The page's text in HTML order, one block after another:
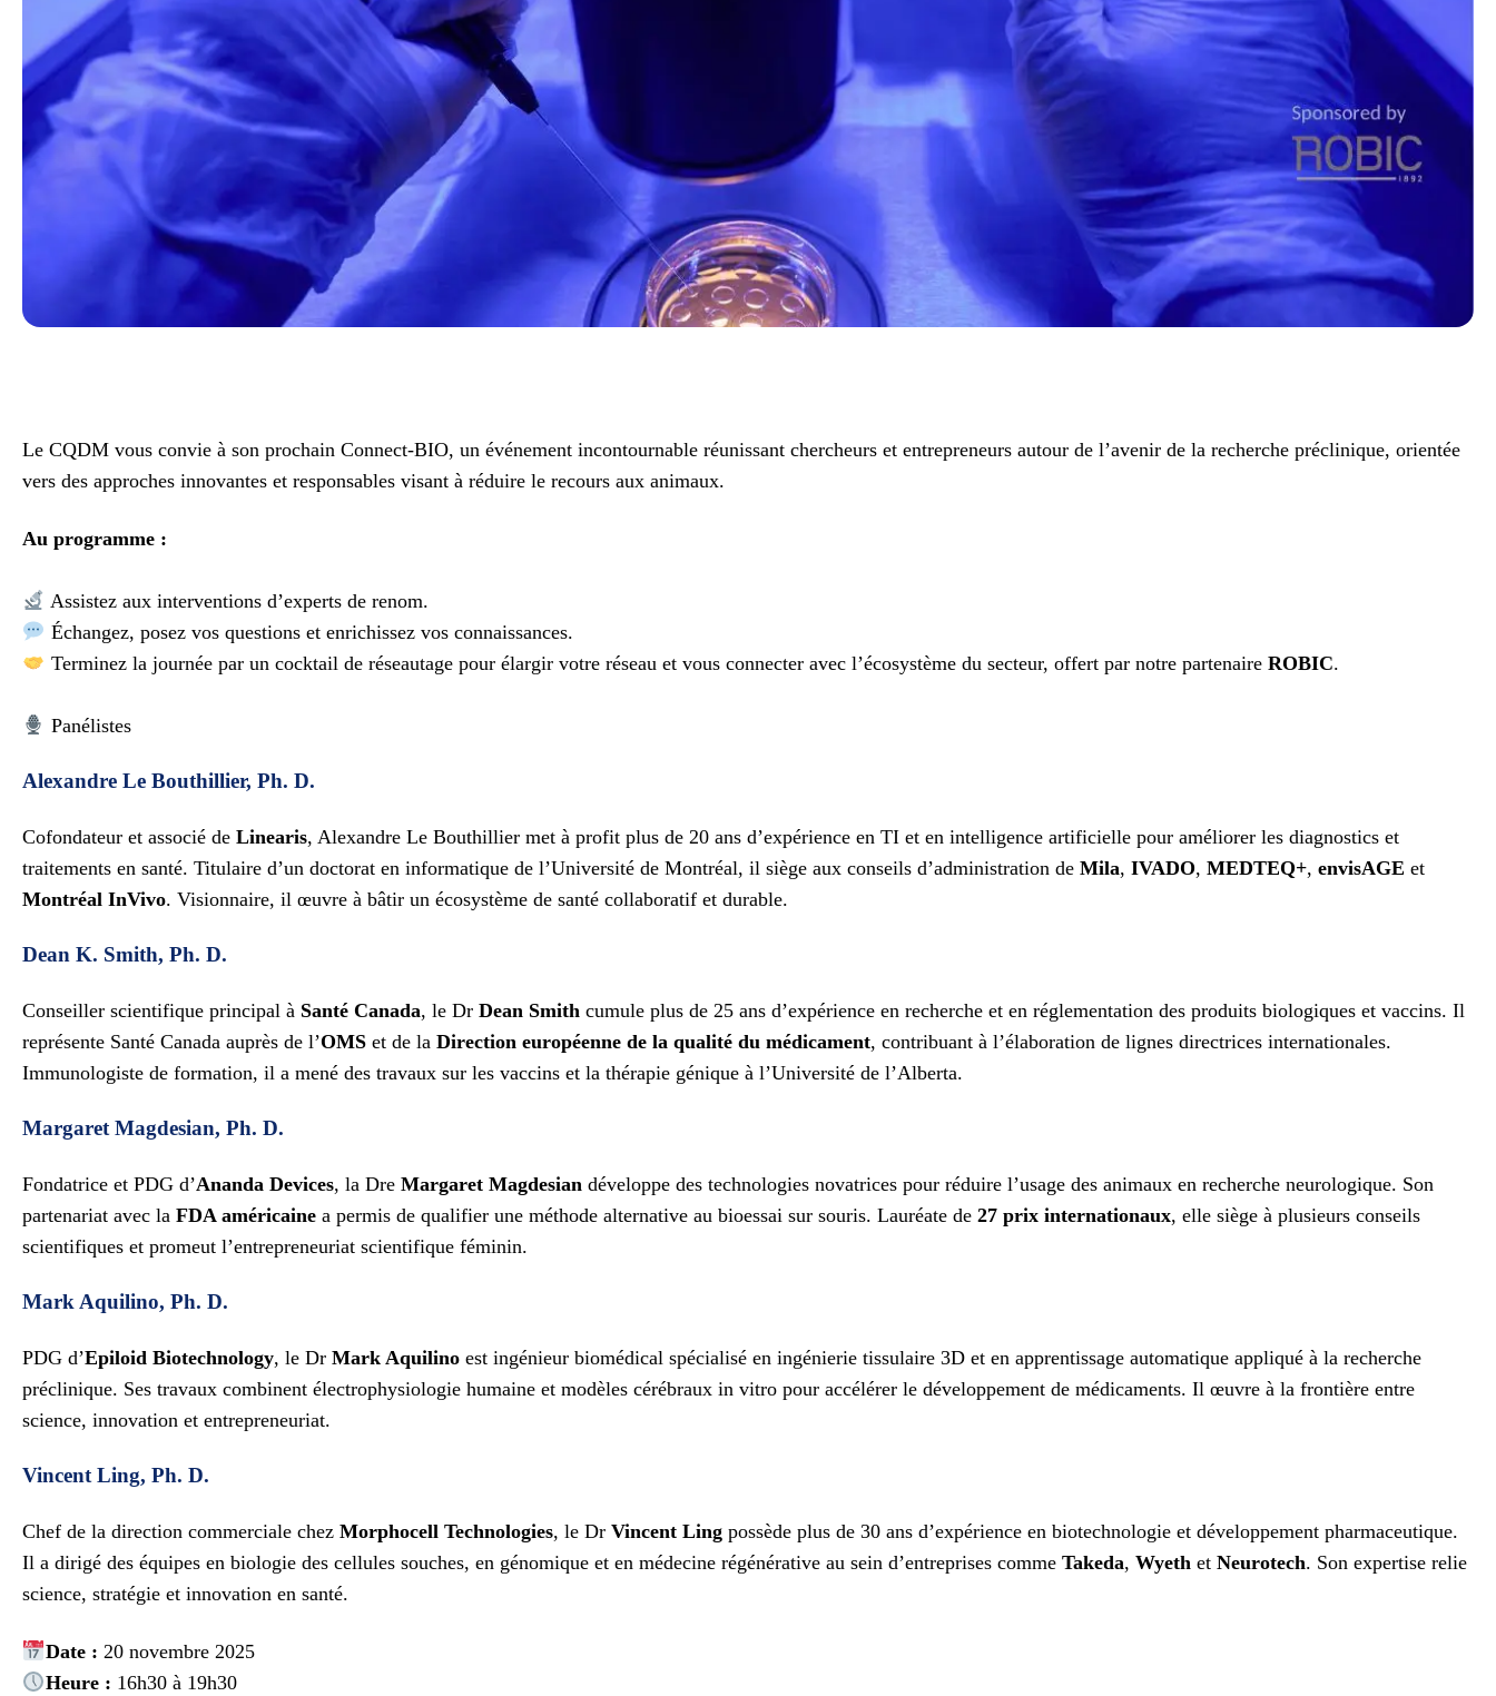
Le CQDM vous convie à son prochain Connect-BIO, un événement incontournable réunissant chercheurs et entrepreneurs autour de l’avenir de la recherche préclinique, orientée
vers des approches innovantes et responsables visant à réduire le recours aux animaux.
Au programme :
Assistez aux interventions d’experts de renom.
Échangez, posez vos questions et enrichissez vos connaissances.
Terminez la journée par un cocktail de réseautage pour élargir votre réseau et vous connecter avec l’écosystème du secteur, offert par notre partenaire ROBIC.
Panélistes
Alexandre Le Bouthillier, Ph. D.
Cofondateur et associé de Linearis, Alexandre Le Bouthillier met à profit plus de 20 ans d’expérience en TI et en intelligence artificielle pour améliorer les diagnostics et
traitements en santé. Titulaire d’un doctorat en informatique de l’Université de Montréal, il siège aux conseils d’administration de Mila, IVADO, MEDTEQ+, envisAGE et
Montréal InVivo. Visionnaire, il œuvre à bâtir un écosystème de santé collaboratif et durable.
Dean K. Smith, Ph. D.
Conseiller scientifique principal à Santé Canada, le Dr Dean Smith cumule plus de 25 ans d’expérience en recherche et en réglementation des produits biologiques et vaccins. Il
représente Santé Canada auprès de l’OMS et de la Direction européenne de la qualité du médicament, contribuant à l’élaboration de lignes directrices internationales.
Immunologiste de formation, il a mené des travaux sur les vaccins et la thérapie génique à l’Université de l’Alberta.
Margaret Magdesian, Ph. D.
Fondatrice et PDG d’Ananda Devices, la Dre Margaret Magdesian développe des technologies novatrices pour réduire l’usage des animaux en recherche neurologique. Son
partenariat avec la FDA américaine a permis de qualifier une méthode alternative au bioessai sur souris. Lauréate de 27 prix internationaux, elle siège à plusieurs conseils
scientifiques et promeut l’entrepreneuriat scientifique féminin.
Mark Aquilino, Ph. D.
PDG d’Epiloid Biotechnology, le Dr Mark Aquilino est ingénieur biomédical spécialisé en ingénierie tissulaire 3D et en apprentissage automatique appliqué à la recherche
préclinique. Ses travaux combinent électrophysiologie humaine et modèles cérébraux in vitro pour accélérer le développement de médicaments. Il œuvre à la frontière entre
science, innovation et entrepreneuriat.
Vincent Ling, Ph. D.
Chef de la direction commerciale chez Morphocell Technologies, le Dr Vincent Ling possède plus de 30 ans d’expérience en biotechnologie et développement pharmaceutique.
Il a dirigé des équipes en biologie des cellules souches, en génomique et en médecine régénérative au sein d’entreprises comme Takeda, Wyeth et Neurotech. Son expertise relie
science, stratégie et innovation en santé.
Date : 20 novembre 2025
Heure : 16h30 à 19h30